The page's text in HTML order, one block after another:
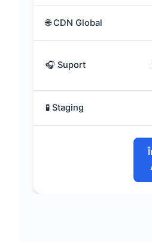
🌐 CDN Global
🎧 Suport
🧪 Staging